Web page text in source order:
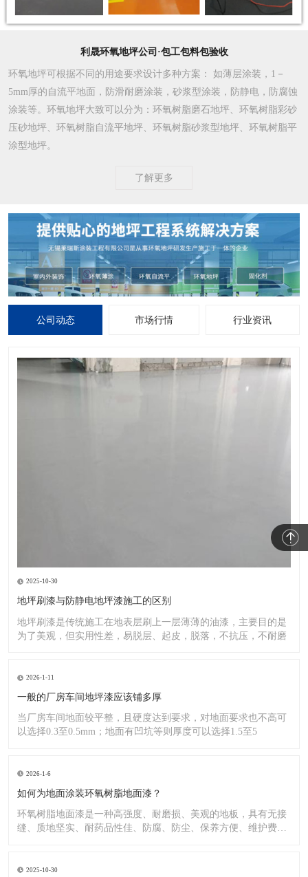
利晟环氧地坪公司·包工包料包验收
环氧地坪可根据不同的用途要求设计多种方案 ： 如薄层涂装，1－
5mm厚的自流平地面，防滑耐磨涂装，砂浆型涂装，防静电，防腐蚀
涂装等。环氧地坪大致可以分为：环氧树脂磨石地坪、环氧树脂彩砂
压砂地坪、环氧树脂自流平地坪、环氧树脂砂浆型地坪、环氧树脂平
涂型地坪。
了解更多
公司动态 市场行情 行业资讯
2025-10-30
地坪刷漆与防静电地坪漆施工的区别
地坪刷漆是传统施工在地表层刷上一层薄薄的油漆，主要目的是
为了美观，但实用性差，易脱层、起皮，脱落，不抗压，不耐磨
2026-1-11
一般的厂房车间地坪漆应该铺多厚
当厂房车间地面较平整，且硬度达到要求，对地面要求也不高可
以选择0.3至0.5mm；地面有凹坑等则厚度可以选择1.5至5
2026-1-6
如何为地面涂装环氧树脂地面漆？
环氧树脂地面漆是一种高强度、耐磨损、美观的地板，具有无接
缝、质地坚实、耐药品性佳、防腐、防尘、保养方便、维护费用
2025-10-30